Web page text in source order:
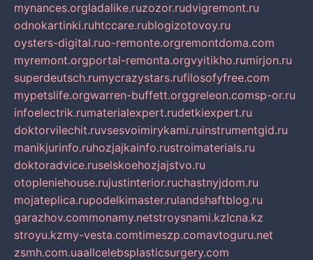
mynances.orgladalike.ruzozor.rudvigremont.ru
odnokartinki.ruhtccare.rublogizotovoy.ru
oysters-digital.ruo-remonte.orgremontdoma.com
myremont.orgportal-remonta.orgvyitikho.rumirjon.ru
superdeutsch.rumycrazystars.rufilosofyfree.com
mypetslife.orgwarren-buffett.orggreleon.comsp-or.ru
infoelectrik.rumaterialexpert.rudetkiexpert.ru
doktorvilechit.ruvsesvoimirykami.ruinstrumentgid.ru
manikjurinfo.ruhozjajkainfo.rustroimaterials.ru
doktoradvice.ruselskoehozjajstvo.ru
otopleniehouse.rujustinterior.ruchastnyjdom.ru
mojateplica.rupodelkimaster.rulandshaftblog.ru
garazhov.commonamy.netstroysnami.kzlcna.kz
stroyu.kzmy-vesta.comtimeszp.comavtoguru.net
zsmh.com.uaallcelebsplasticsurgery.com